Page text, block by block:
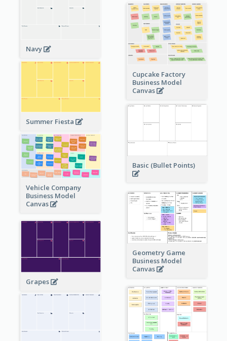
Navy
Cupcake Factory
Business Model
Canvas
Summer Fiesta
Basic (Bullet Points)
Vehicle Company
Business Model
Canvas
Geometry Game
Business Model
Canvas
Grapes